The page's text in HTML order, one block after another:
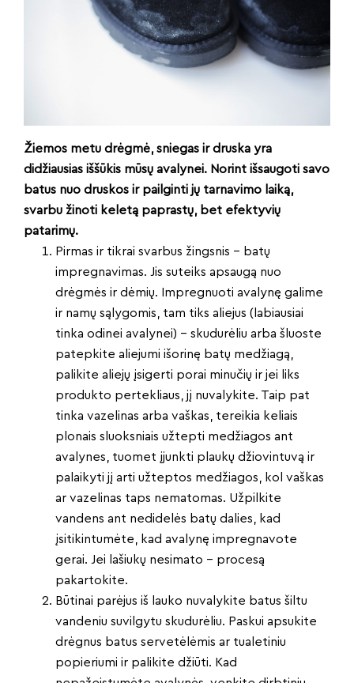
Žiemos metu drėgmė, sniegas ir druska yra
didžiausias iššūkis mūsų avalynei. Norint išsaugoti savo
batus nuo druskos ir pailginti jų tarnavimo laiką,
svarbu žinoti keletą paprastų, bet efektyvių
patarimų.
Pirmas ir tikrai svarbus žingsnis – batų
impregnavimas. Jis suteiks apsaugą nuo
drėgmės ir dėmių. Impregnuoti avalynę galime
ir namų sąlygomis, tam tiks aliejus (labiausiai
tinka odinei avalynei) – skudurėliu arba šluoste
patepkite aliejumi išorinę batų medžiagą,
palikite aliejų įsigerti porai minučių ir jei liks
produkto pertekliaus, jį nuvalykite. Taip pat
tinka vazelinas arba vaškas, tereikia keliais
plonais sluoksniais užtepti medžiagos ant
avalynes, tuomet įjunkti plaukų džiovintuvą ir
palaikyti jį arti užteptos medžiagos, kol vaškas
ar vazelinas taps nematomas. Užpilkite
vandens ant nedidelės batų dalies, kad
įsitikintumėte, kad avalynę impregnavote
gerai. Jei lašiukų nesimato – procesą
pakartokite.
Būtinai parėjus iš lauko nuvalykite batus šiltu
vandeniu suvilgytu skudurėliu. Paskui apsukite
drėgnus batus servetėlėmis ar tualetiniu
popieriumi ir palikite džiūti. Kad